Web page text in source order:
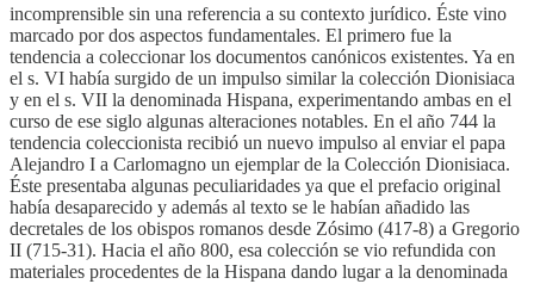
incomprensible sin una referencia a su contexto jurídico. Éste vino
marcado por dos aspectos fundamentales. El primero fue la
tendencia a coleccionar los documentos canónicos existentes. Ya en
el s. VI había surgido de un impulso similar la colección Dionisiaca
y en el s. VII la denominada Hispana, experimentando ambas en el
curso de ese siglo algunas alteraciones notables. En el año 744 la
tendencia coleccionista recibió un nuevo impulso al enviar el papa
Alejandro I a Carlomagno un ejemplar de la Colección Dionisiaca.
Éste presentaba algunas peculiaridades ya que el prefacio original
había desaparecido y además al texto se le habían añadido las
decretales de los obispos romanos desde Zósimo (417-8) a Gregorio
II (715-31). Hacia el año 800, esa colección se vio refundida con
materiales procedentes de la Hispana dando lugar a la denominada